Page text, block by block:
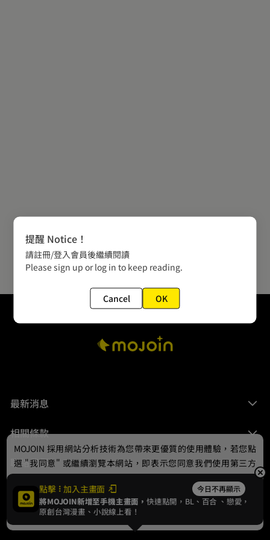
最新消息
相關條款
聯絡我們
© 2024 gamania Digital Entertainment Co., Ltd.
點擊 加入主畫面 今日不再顯示
將MOJOIN新增至手機主畫面，快速點開，BL、 百合 、戀愛，
原創台灣漫畫、小說線上看！
MOJOIN 採用網站分析技術為您帶來更優質的使用體驗，若您點
選 "我同意" 或繼續瀏覽本網站，即表示您同意我們使用第三方
Cookie，欲瞭解更多資訊請見隱私權政策。
我同意
提醒 Notice！
請註冊/登入會員後繼續閱讀
Please sign up or log in to keep reading.
Cancel OK